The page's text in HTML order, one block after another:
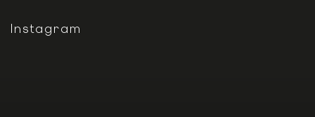
Instagram